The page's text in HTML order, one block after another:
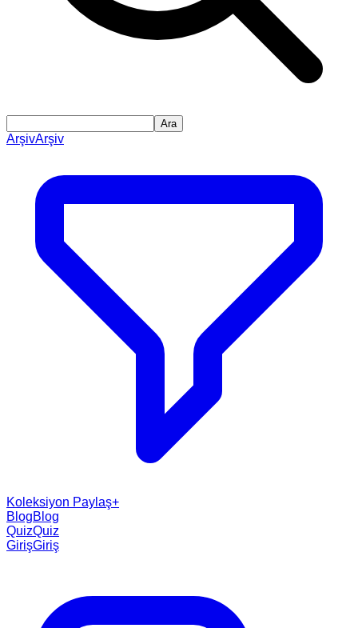
Ara
ArşivArşiv
Koleksiyon Paylaş+
BlogBlog
QuizQuiz
GirişGiriş